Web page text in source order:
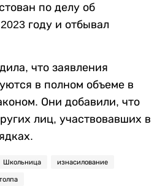
по делу об
году и отбывал
что заявления
в полном объеме в
Они добавили, что
лиц, участвовавших в
Школьница изнасилование